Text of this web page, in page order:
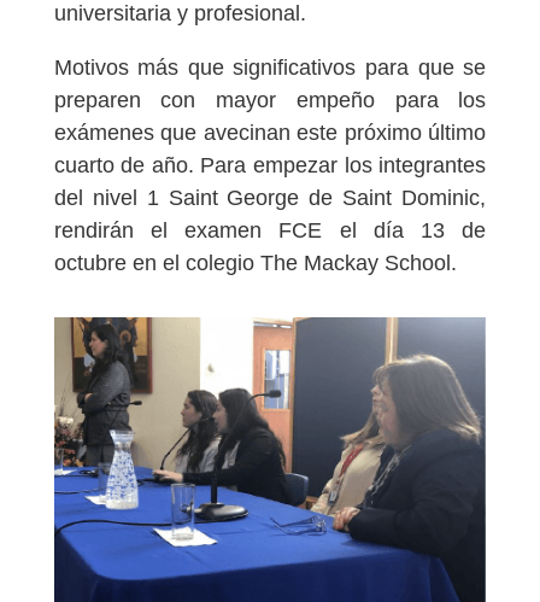
universitaria y profesional.
Motivos más que significativos para que se
preparen con mayor empeño para los
exámenes que avecinan este próximo último
cuarto de año. Para empezar los integrantes
del nivel 1 Saint George de Saint Dominic,
rendirán el examen FCE el día 13 de
octubre en el colegio The Mackay School.